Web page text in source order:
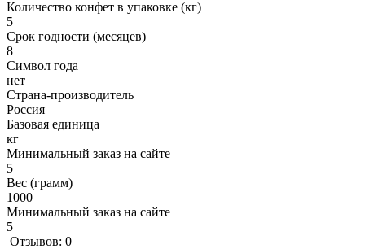
Количество конфет в упаковке (кг)
5
Срок годности (месяцев)
8
Символ года
нет
Страна-производитель
Россия
Базовая единица
кг
Минимальный заказ на сайте
5
Вес (грамм)
1000
Минимальный заказ на сайте
5
Отзывов: 0